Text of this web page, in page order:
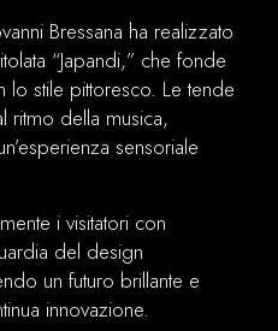
Bressana ha realizzato
“Japandi,” che fonde
lo stile pittoresco. Le tende
ritmo della musica,
sensoriale
i visitatori con
del design
un futuro brillante e
innovazione.